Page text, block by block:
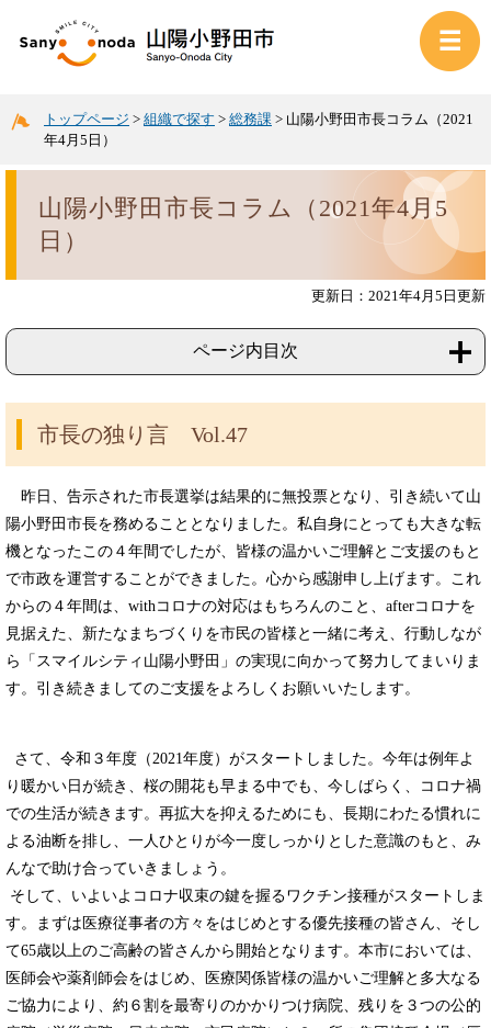
トップページ > 組織で探す > 総務課 > 山陽小野田市長コラム（2021
年4月5日）
山陽小野田市長コラム（2021年4月5
日）
更新日：2021年4月5日更新
ページ内目次
市長の独り言 Vol.47
昨日、告示された市長選挙は結果的に無投票となり、引き続いて山
陽小野田市長を務めることとなりました。私自身にとっても大きな転
機となったこの４年間でしたが、皆様の温かいご理解とご支援のもと
で市政を運営することができました。心から感謝申し上げます。これ
からの４年間は、withコロナの対応はもちろんのこと、afterコロナを
見据えた、新たなまちづくりを市民の皆様と一緒に考え、行動しなが
ら「スマイルシティ山陽小野田」の実現に向かって努力してまいりま
す。引き続きましてのご支援をよろしくお願いいたします。
さて、令和３年度（2021年度）がスタートしました。今年は例年よ
り暖かい日が続き、桜の開花も早まる中でも、今しばらく、コロナ禍
での生活が続きます。再拡大を抑えるためにも、長期にわたる慣れに
よる油断を排し、一人ひとりが今一度しっかりとした意識のもと、み
んなで助け合っていきましょう。
そして、いよいよコロナ収束の鍵を握るワクチン接種がスタートしま
す。まずは医療従事者の方々をはじめとする優先接種の皆さん、そし
て65歳以上のご高齢の皆さんから開始となります。本市においては、
医師会や薬剤師会をはじめ、医療関係皆様の温かいご理解と多大なる
ご協力により、約６割を最寄りのかかりつけ病院、残りを３つの公的